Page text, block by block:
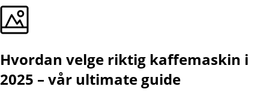
Hvordan velge riktig kaffemaskin i
2025 – vår ultimate guide